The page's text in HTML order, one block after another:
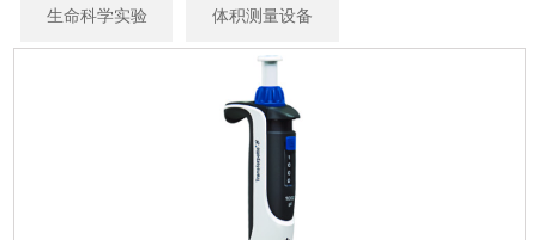
生命科学实验 体积测量设备